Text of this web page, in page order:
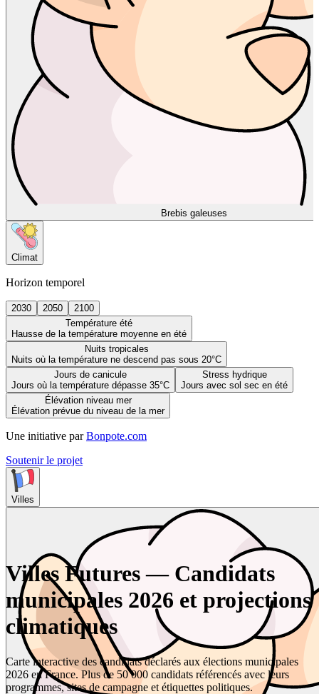
Brebis galeuses
Climat
Horizon temporel
2030 2050
2100
Température été
Hausse de la température moyenne en été
Nuits tropicales
Nuits où la température ne descend pas sous 20°C
Jours de canicule
Jours où la température dépasse 35°C
Stress hydrique
Jours avec sol sec en été
Élévation niveau mer
Élévation prévue du niveau de la mer
Une initiative par Bonpote.com
Soutenir le projet
Villes
Villes Futures — Candidats
municipales 2026 et projections
climatiques
Carte interactive des candidats déclarés aux élections municipales
2026 en France. Plus de 50 000 candidats référencés avec leurs
programmes, sites de campagne et étiquettes politiques.